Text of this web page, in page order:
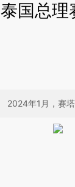
泰国总理
2024年1月，赛